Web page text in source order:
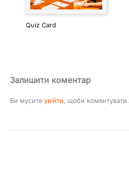
Quiz Card
Залишити коментар
Ви мусите увійти, щоби коментувати.